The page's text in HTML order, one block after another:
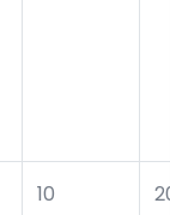
10